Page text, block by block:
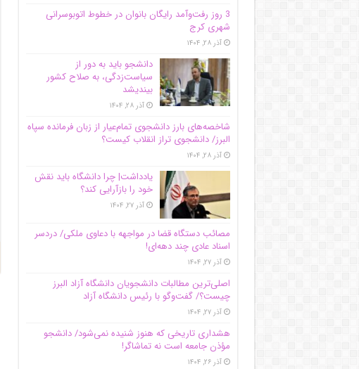
3 روز رفت‌وآمد رایگان بانوان در خطوط اتوبوسرانی
شهری کرج
آذر ۲۸, ۱۴۰۴
دانشجو باید به دور از
سیاست‌زدگی، به صلاح کشور
بیندیشد
آذر ۲۸, ۱۴۰۴
شاخصه‌های بارز دانشجوی تمام‌عیار از زبان فرمانده سپاه
البرز/ دانشجوی تراز انقلاب کیست؟
آذر ۲۸, ۱۴۰۴
یادداشت| چرا دانشگاه باید نقش
خود را بازآرایی کند؟
آذر ۲۷, ۱۴۰۴
مصائب دستگاه قضا در مواجهه با دعاوی ملکی/ دردسر
اسناد عادی چند‌ دهه‌ای!
آذر ۲۷, ۱۴۰۴
اصلی‌ترین مطالبات دانشجویان دانشگاه آزاد البرز
چیست؟/ گفت‌وگو با رئیس دانشگاه آز‌اد
آذر ۲۷, ۱۴۰۴
هشداری تاریخی که هنوز شنیده نمی‌شود/ دانشجو
مؤذن جامعه است نه تماشاگر!
آذر ۲۶, ۱۴۰۴